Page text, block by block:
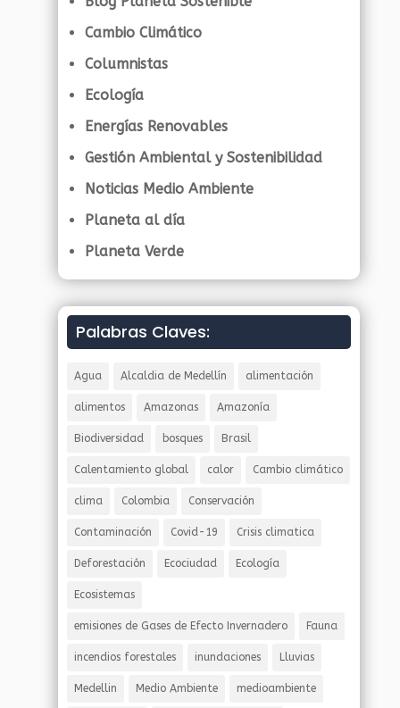
Cambio Climático
Columnistas
Ecología
Energías Renovables
Gestión Ambiental y Sostenibilidad
Noticias Medio Ambiente
Planeta al día
Planeta Verde
Palabras Claves:
Agua Alcaldia de Medellín alimentación
alimentos Amazonas Amazonía
Biodiversidad bosques Brasil
Calentamiento global calor Cambio climático
clima Colombia Conservación
Contaminación Covid-19 Crisis climatica
Deforestación Ecociudad Ecología
Ecosistemas
emisiones de Gases de Efecto Invernadero Fauna
incendios forestales inundaciones Lluvias
Medellin Medio Ambiente medioambiente